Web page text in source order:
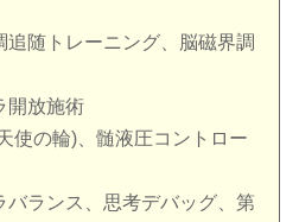
追随トレーニング、脳磁界調
開放施術
使の輪)、髄液圧コントロー
バランス、思考デバッグ、第